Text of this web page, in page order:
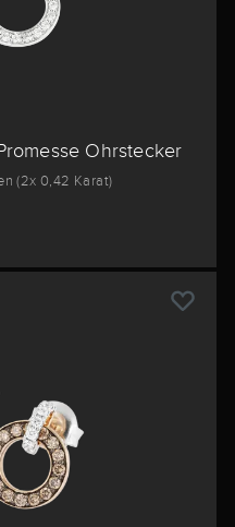
Ohrstecker
(2x 0,42 Karat)